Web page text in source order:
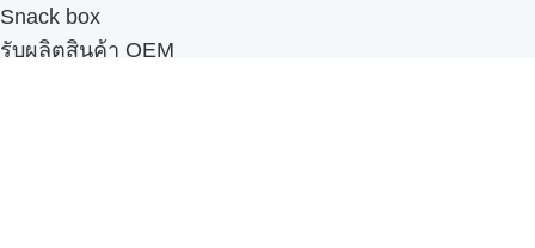
Snack box
รับผลิตสินค้า OEM